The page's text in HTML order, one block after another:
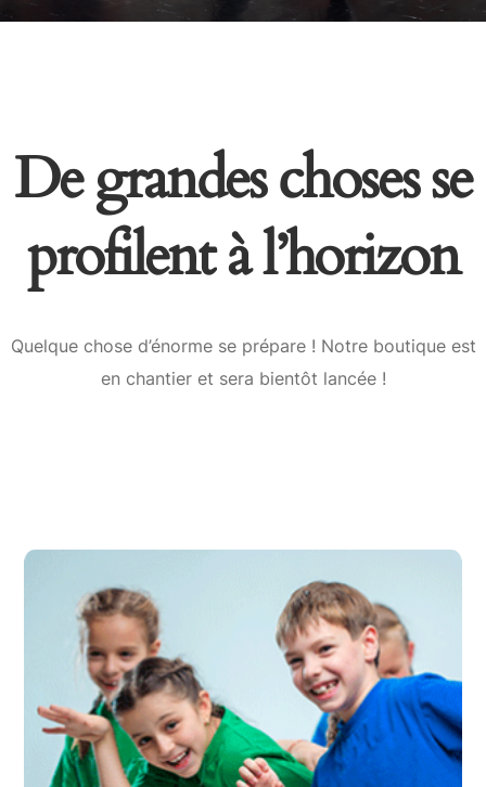
De grandes choses se
profilent à l’horizon
Quelque chose d’énorme se prépare ! Notre boutique est
en chantier et sera bientôt lancée !